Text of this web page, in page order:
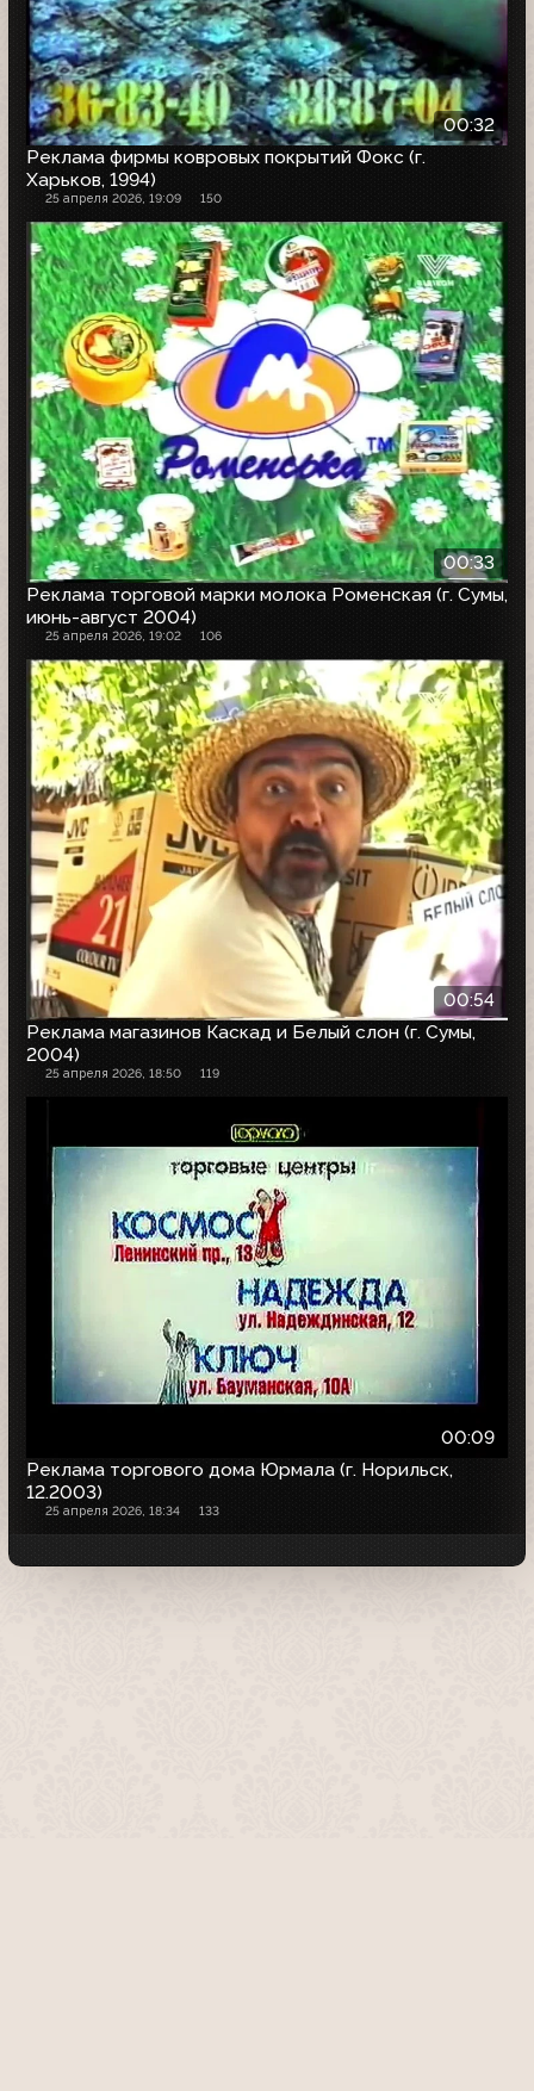
00:32
Реклама фирмы ковровых покрытий Фокс (г.
Харьков, 1994)
25 апреля 2026, 19:09 150
00:33
Реклама торговой марки молока Роменская (г. Сумы,
июнь-август 2004)
25 апреля 2026, 19:02 106
00:54
Реклама магазинов Каскад и Белый слон (г. Сумы,
2004)
25 апреля 2026, 18:50 119
00:09
Реклама торгового дома Юрмала (г. Норильск,
12.2003)
25 апреля 2026, 18:34 133